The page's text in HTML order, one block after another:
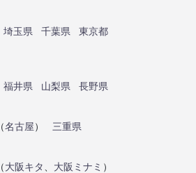
埼玉県 千葉県
東京都
福井県 山梨県
長野県
（名古屋）
三重県
（大阪キタ 大阪ミナミ ）